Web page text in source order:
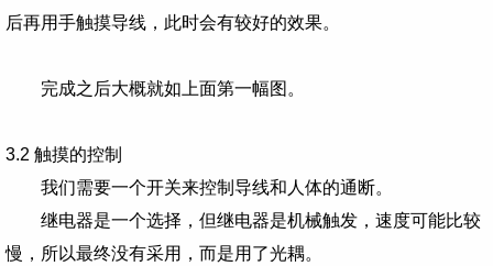
后再用手触摸导线，此时会有较好的效果。
完成之后大概就如上面第一幅图。
3.2 触摸的控制
我们需要一个开关来控制导线和人体的通断。
继电器是一个选择，但继电器是机械触发，速度可能比较
慢，所以最终没有采用，而是用了光耦。